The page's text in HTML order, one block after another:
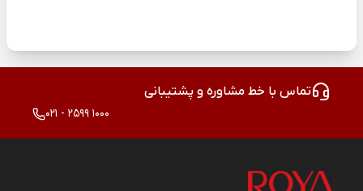
تماس با خط مشاوره و پشتیبانی
021 - 2599 1000